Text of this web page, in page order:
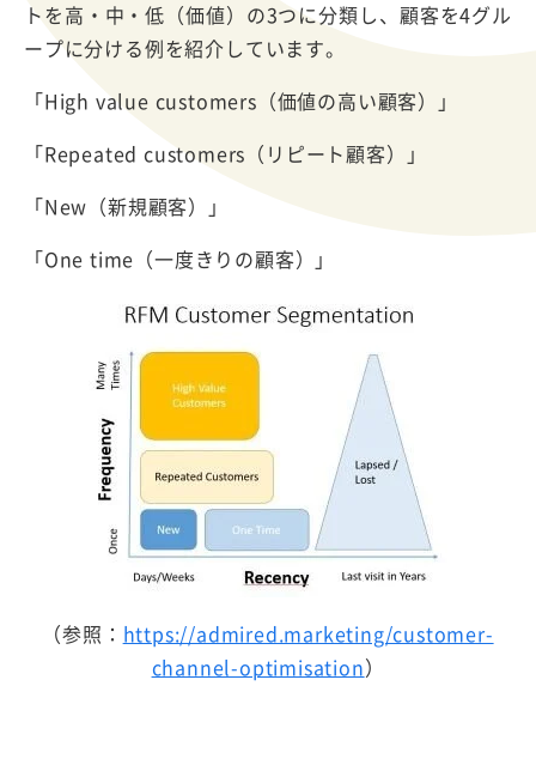
トを高・中・低（価値）の3つに分類し、顧客を4グル
ープに分ける例を紹介しています。
「High value customers（価値の高い顧客）」
「Repeated customers（リピート顧客）」
「New（新規顧客）」
「One time（一度きりの顧客）」
（参照： https://admired.marketing/customer-
channel-optimisation）